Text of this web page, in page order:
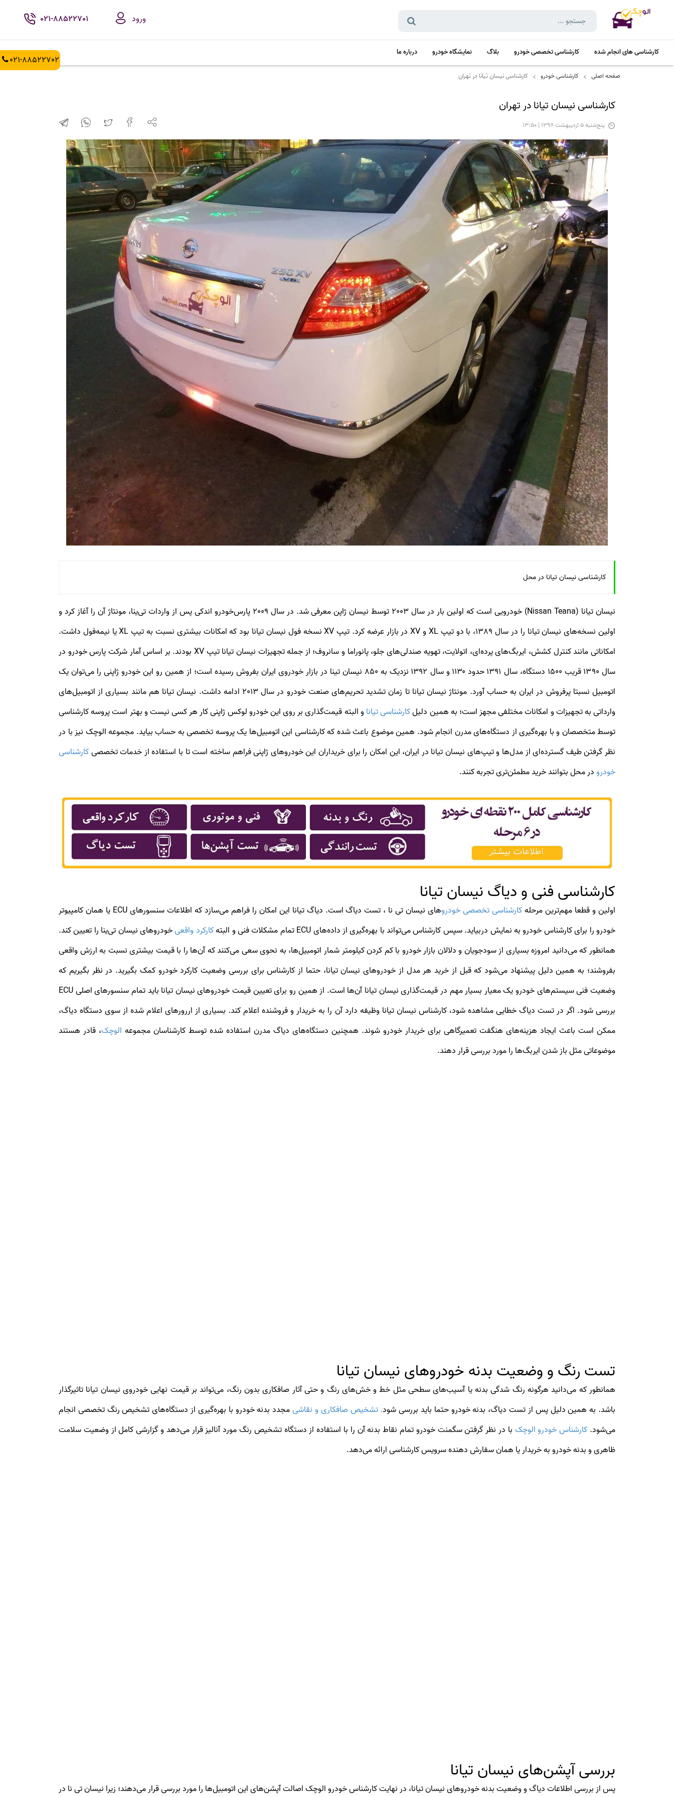
ورود 021-88522701
کارشناسی های انجام شده کارشناسی تخصصی خودرو بلاگ نمایشگاه خودرو درباره ما
021-88522702
صفحه اصلی کارشناسی خودرو کارشناسی نیسان تیانا در تهران
کارشناسی نیسان تیانا در تهران
پنج‌شنبه 5 اردیبهشت 1398 | 13:50
کارشناسی نیسان تیانا در محل
نیسان تیانا (Nissan Teana) خودرویی است که اولین بار در سال 2003 توسط نیسان ژاپن معرفی شد. در سال 2009 پارس‌خودرو اندکی پس از واردات تی‌ینا، مونتاژ آن‌ را آغاز کرد و
اولین نسخه‌های نیسان تیانا را در سال 1389، با دو تیپ XL و XV در بازار عرضه کرد. تیپ XV نسخه فول نیسان تیانا بود که امکانات بیشتری نسبت به تیپ XL یا نیمه‌فول داشت.
امکاناتی مانند کنترل کشش، ایربگ‌های پرده‌ای، اتولایت، تهویه صندلی‌های جلو، پانوراما و سانروف؛ از جمله تجهیزات نیسان تیانا تیپ XV بودند. بر اساس آمار شرکت پارس خودرو در
سال ۱۳۹۰ قریب ۱۵۰۰ دستگاه، سال ۱۳۹۱ حدود ۱۱۳۰ و سال ۱۳۹۲ نزدیک به ۸۵۰ نیسان تینا در بازار خودروی ایران بفروش رسیده است؛ از همین رو این خودرو ژاپنی را می‌توان یک
اتومبیل نسبتا پرفروش در ایران به حساب آورد. مونتاژ نیسان تیانا تا زمان تشدید تحریم‌های صنعت خودرو در سال 2013 ادامه داشت. نیسان تیانا هم مانند بسیاری از اتومبیل‌های
وارداتی به تجهیزات و امکانات مختلفی مجهز است؛ به همین دلیلکارشناسی تیانا و البته قیمت‌گذاری بر روی این خودرو لوکس ژاپنی کار هر کسی نیست و بهتر است پروسه کارشناسی
توسط متخصصان و با بهره‌گیری از دستگاه‌های مدرن انجام شود. همین موضوع باعث شده که کارشناسی این اتومبیل‌ها یک پروسه تخصصی به حساب بیاید. مجموعه الوچک نیز با در
نظر گرفتن طیف گسترده‌ای از مدل‌ها و تیپ‌های نیسان تیانا در ایران، این امکان را برای خریداران این خودروهای ژاپنی فراهم ساخته است تا با استفاده از خدمات تخصصیکارشناسی
خودرودر محل بتوانند خرید مطمئن‌تری تجربه کنند.
کارشناسی فنی و دیاگ نیسان تیانا
اولین و قطعا مهم‌ترین مرحلهکارشناسی تخصصی خودرو
های نیسان تی‌ نا ، تست دیاگ است. دیاگ تیانا این امکان را فراهم می‌سازد که اطلاعات سنسورهای ECU یا همان کامپیوتر
خودرو را برای کارشناس خودرو به نمایش دربیاید. سپس کارشناس می‌تواند با بهره‌گیری از داده‌های ECU تمام مشکلات فنی و البته
کارکرد واقعیخودروهای نیسان تی‌ینا را تعیین کند.
همانطور که می‌دانید امروزه بسیاری از سودجویان و دلالان بازار خودرو با کم کردن کیلومتر شمار اتومبیل‌ها، به نحوی سعی می‌کنند که آن‌ها را با قیمت بیشتری نسبت به ارزش واقعی
بفروشند؛ به همین دلیل پیشنهاد می‌شود که قبل از خرید هر مدل از خودروهای نیسان تیانا، حتما از کارشناس برای بررسی وضعیت کارکرد خودرو کمک بگیرید. در نظر بگیریم که
وضعیت فنی سیستم‌های خودرو یک معیار بسیار مهم در قیمت‌گذاری نیسان تیانا آن‌ها است. از همین رو برای تعیین قیمت خودروهای نیسان تیانا باید تمام سنسورهای اصلی ECU
بررسی شود. اگر در تست دیاگ خطایی مشاهده شود، کارشناس نیسان تیانا وظیفه دارد آن را به خریدار و فروشنده اعلام کند. بسیاری از اررورهای اعلام شده از سوی دستگاه دیاگ،
ممکن است باعث ایجاد هزینه‌های هنگفت تعمیرگاهی برای خریدار خودرو شوند. همچنین دستگاه‌های دیاگ مدرن استفاده شده توسط کارشناسان مجموعه الوچک، قادر هستند
موضوعاتی مثل باز شدن ایربگ‌ها را مورد بررسی قرار دهند.
تست رنگ و وضعیت بدنه خودروهای نیسان تیانا
همانطور که می‌دانید هرگونه رنگ شدگی بدنه یا آسیب‌های سطحی مثل خط و خش‌های رنگ و حتی آثار صافکاری بدون رنگ، می‌تواند بر قیمت نهایی خودروی نیسان تیانا تاثیرگذار
باشد. به همین دلیل پس از تست دیاگ، بدنه خودرو حتما باید بررسی شود. تشخیص صافکاری و نقاشیمجدد بدنه خودرو با بهره‌گیری از دستگاه‌های تشخیص رنگ تخصصی انجام
می‌شود. کارشناس خودرو الوچک با در نظر گرفتن سگمنت خودرو تمام نقاط بدنه آن را با استفاده از دستگاه تشخیص رنگ مورد آنالیز قرار می‌دهد و گزارشی کامل از وضعیت سلامت
ظاهری و بدنه خودرو به خریدار یا همان سفارش دهنده سرویس کارشناسی ارائه می‌دهد.
بررسی آپشن‌های نیسان تیانا
پس از بررسی اطلاعات دیاگ و وضعیت بدنه خودروهای نیسان تیانا، در نهایت کارشناس خودرو الوچک اصالت آپشن‌های این اتومبیل‌ها را مورد بررسی قرار می‌دهند؛ زیرا نیسان تی‌ نا در